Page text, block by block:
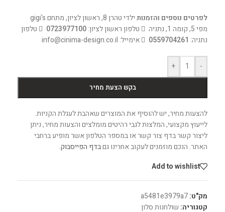
לפרטים נוספים והזמנותילדי טהרן 8, ראשון לציון, מתחם gigi's
מפי 5, קומה 1, נתניה
טלפון ראשון לציון:0723977100
טלפון
נתניה: 0559704261 אימייל: info@cinima-design.co.il
-
+
בקש הצעת מחיר
להצעות מחיר, יש להוסיף את המוצרים שאהבת לעגלת הקניות.
לייעוץ מקצועי, המלצות לגבי רהיטים מומלצים והצעות מחיר, ניתן
ליצור קשר בדף צור קשר או במספר הטלפון אשר מופיע ברחבי
האתר. הנכם מוזמנים לעקוב אחרינו גםבדף הפייסבוק.
Add to wishlist
מק"ט:a5481e3979a7
קטגוריה: שולחנות סלון